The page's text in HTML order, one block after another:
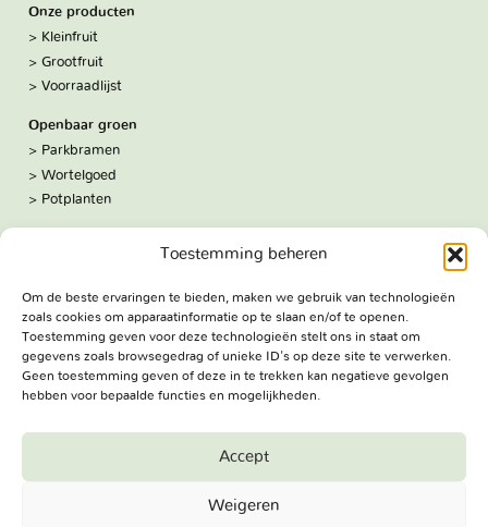
Toestemming beheren
Om de beste ervaringen te bieden, maken we gebruik van technologieën
zoals cookies om apparaatinformatie op te slaan en/of te openen.
Toestemming geven voor deze technologieën stelt ons in staat om
gegevens zoals browsegedrag of unieke ID's op deze site te verwerken.
Geen toestemming geven of deze in te trekken kan negatieve gevolgen
hebben voor bepaalde functies en mogelijkheden.
Accept
Weigeren
Onze producten
Kleinfruit
Grootfruit
Voorraadlijst
Openbaar groen
Parkbramen
Wortelgoed
Potplanten
Volg ons:
Facebook
Bezoekadres
Haringweg 3A
2975 LB Ottoland
Reserved.